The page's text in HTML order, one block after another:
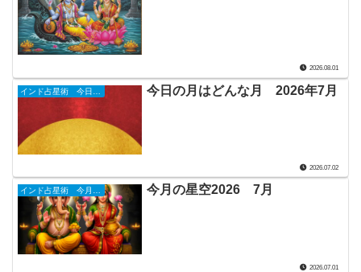
2026.08.01
今日の月はどんな月 2026年7月
2026.07.02
インド占星術 今月の星詠み 今月の星空2026 7月
2026.07.01